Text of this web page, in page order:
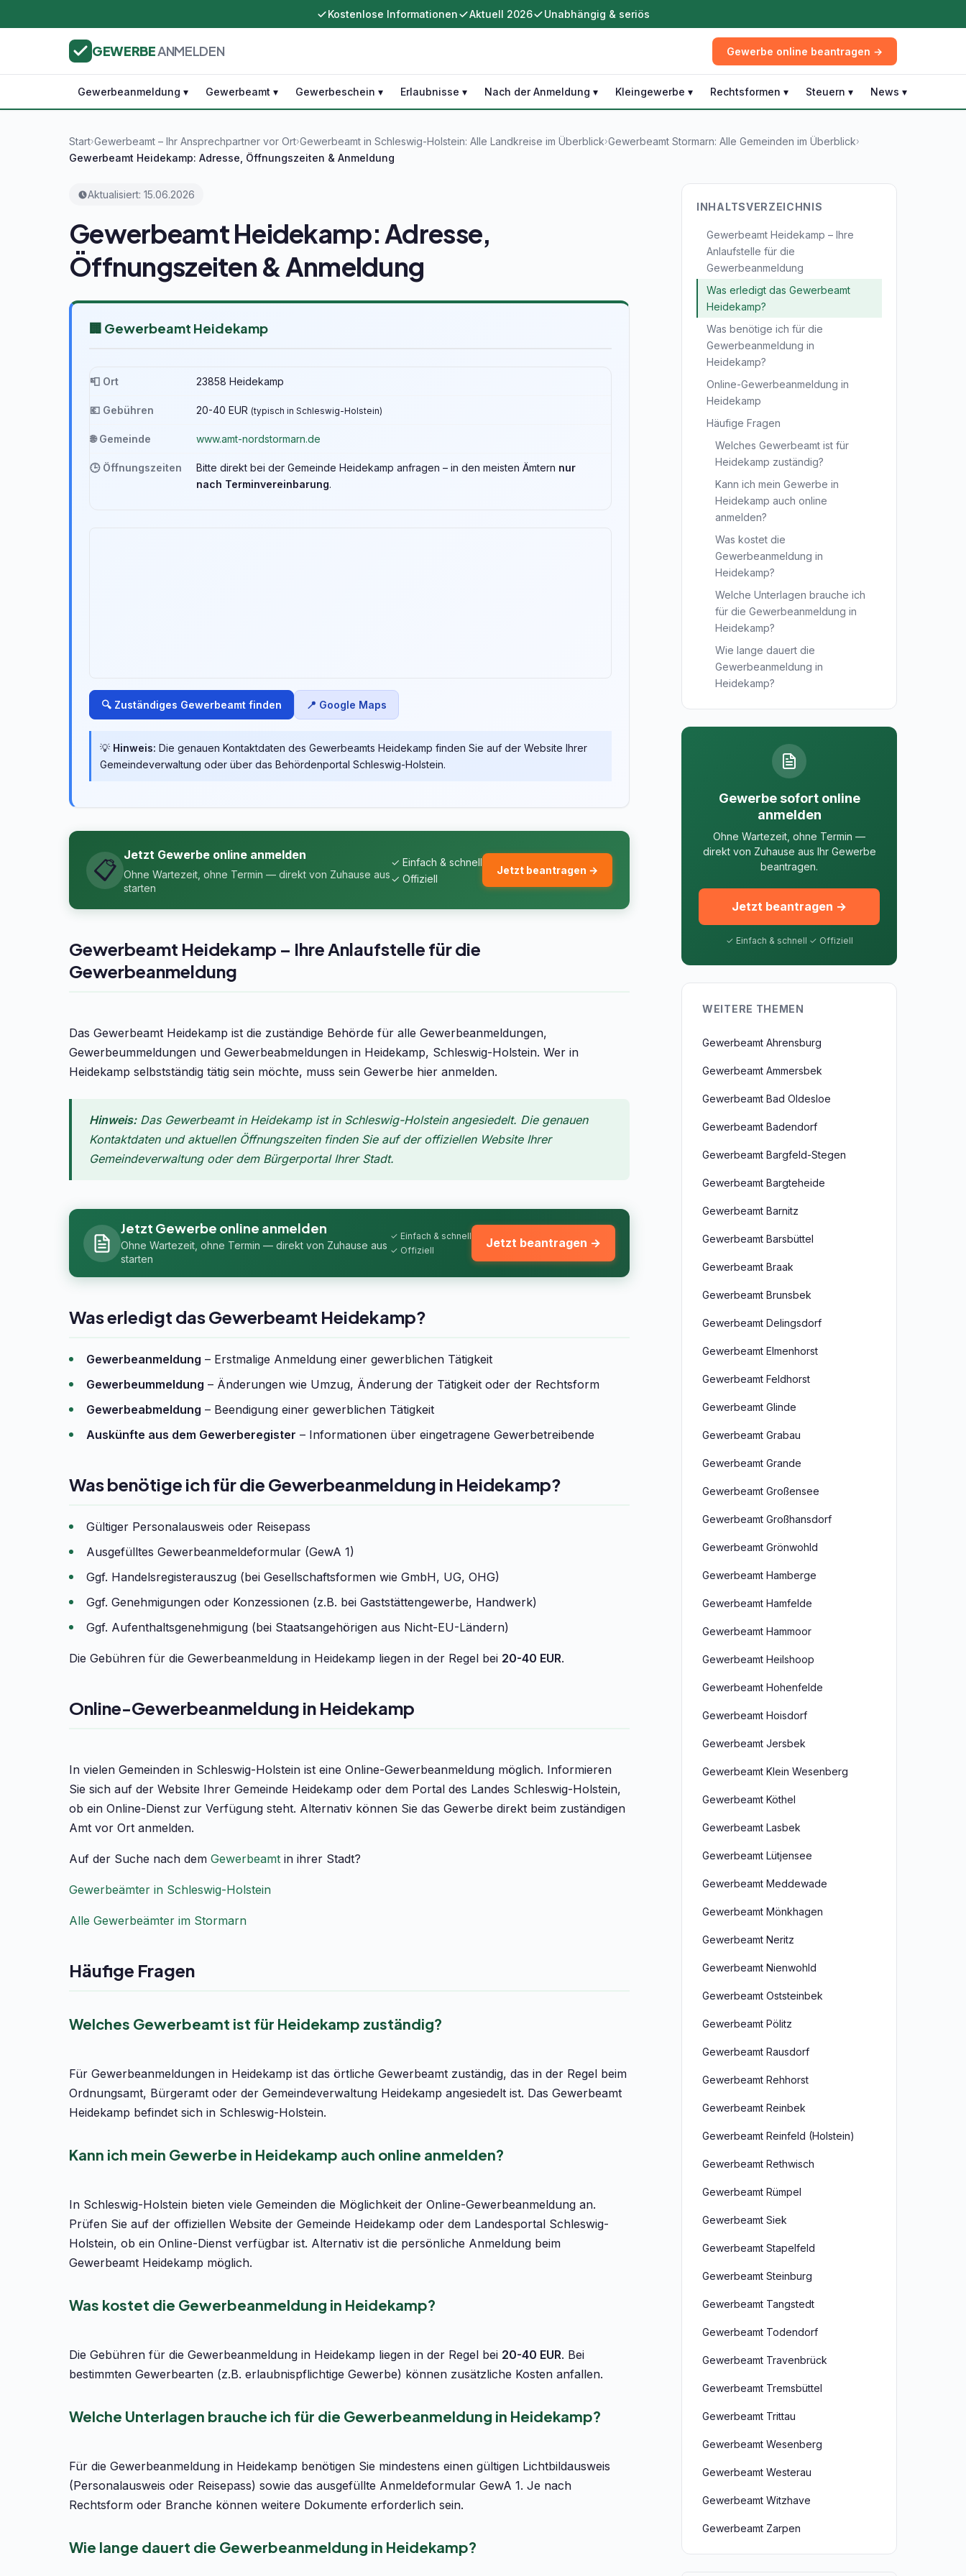
Kostenlose Informationen Aktuell 2026 Unabhängig & seriös
GEWERBEANMELDEN Gewerbe online beantragen →
Gewerbeanmeldung ▾ Gewerbeamt ▾ Gewerbeschein ▾ Erlaubnisse ▾ Nach der Anmeldung ▾ Kleingewerbe ▾ Rechtsformen ▾ Steuern ▾ News ▾
Start›Gewerbeamt – Ihr Ansprechpartner vor Ort›Gewerbeamt in Schleswig-Holstein: Alle Landkreise im Überblick›Gewerbeamt Stormarn: Alle Gemeinden im Überblick›
Gewerbeamt Heidekamp: Adresse, Öffnungszeiten & Anmeldung
Aktualisiert: 15.06.2026
Gewerbeamt Heidekamp: Adresse,
Öffnungszeiten & Anmeldung
🏢 Gewerbeamt Heidekamp
📮 Ort 23858 Heidekamp
💶 Gebühren 20-40 EUR (typisch in Schleswig-Holstein)
🌐 Gemeinde www.amt-nordstormarn.de
🕒 Öffnungszeiten Bitte direkt bei der Gemeinde Heidekamp anfragen – in den meisten Ämtern nur
nach Terminvereinbarung.
🔍 Zuständiges Gewerbeamt finden 📍 Google Maps
💡 Hinweis: Die genauen Kontaktdaten des Gewerbeamts Heidekamp finden Sie auf der Website Ihrer
Gemeindeverwaltung oder über das Behördenportal Schleswig-Holstein.
📋
Jetzt Gewerbe online anmelden
Ohne Wartezeit, ohne Termin — direkt von Zuhause aus
starten
✓ Einfach & schnell
✓ Offiziell
Jetzt beantragen →
Gewerbeamt Heidekamp – Ihre Anlaufstelle für die
Gewerbeanmeldung
Das Gewerbeamt Heidekamp ist die zuständige Behörde für alle Gewerbeanmeldungen,
Gewerbeummeldungen und Gewerbeabmeldungen in Heidekamp, Schleswig-Holstein. Wer in
Heidekamp selbstständig tätig sein möchte, muss sein Gewerbe hier anmelden.
Hinweis:Das Gewerbeamt in Heidekamp ist in Schleswig-Holstein angesiedelt. Die genauen
Kontaktdaten und aktuellen Öffnungszeiten finden Sie auf der offiziellen Website Ihrer
Gemeindeverwaltung oder dem Bürgerportal Ihrer Stadt.
Jetzt Gewerbe online anmelden
Ohne Wartezeit, ohne Termin — direkt von Zuhause aus
starten
✓ Einfach & schnell
✓ Offiziell
Jetzt beantragen →
Was erledigt das Gewerbeamt Heidekamp?
Gewerbeanmeldung – Erstmalige Anmeldung einer gewerblichen Tätigkeit
Gewerbeummeldung – Änderungen wie Umzug, Änderung der Tätigkeit oder der Rechtsform
Gewerbeabmeldung – Beendigung einer gewerblichen Tätigkeit
Auskünfte aus dem Gewerberegister – Informationen über eingetragene Gewerbetreibende
Was benötige ich für die Gewerbeanmeldung in Heidekamp?
Gültiger Personalausweis oder Reisepass
Ausgefülltes Gewerbeanmeldeformular (GewA 1)
Ggf. Handelsregisterauszug (bei Gesellschaftsformen wie GmbH, UG, OHG)
Ggf. Genehmigungen oder Konzessionen (z.B. bei Gaststättengewerbe, Handwerk)
Ggf. Aufenthaltsgenehmigung (bei Staatsangehörigen aus Nicht-EU-Ländern)
Die Gebühren für die Gewerbeanmeldung in Heidekamp liegen in der Regel bei 20-40 EUR.
Online-Gewerbeanmeldung in Heidekamp
In vielen Gemeinden in Schleswig-Holstein ist eine Online-Gewerbeanmeldung möglich. Informieren
Sie sich auf der Website Ihrer Gemeinde Heidekamp oder dem Portal des Landes Schleswig-Holstein,
ob ein Online-Dienst zur Verfügung steht. Alternativ können Sie das Gewerbe direkt beim zuständigen
Amt vor Ort anmelden.
Auf der Suche nach dem Gewerbeamt in ihrer Stadt?
Gewerbeämter in Schleswig-Holstein
Alle Gewerbeämter im Stormarn
Häufige Fragen
Welches Gewerbeamt ist für Heidekamp zuständig?
Für Gewerbeanmeldungen in Heidekamp ist das örtliche Gewerbeamt zuständig, das in der Regel beim
Ordnungsamt, Bürgeramt oder der Gemeindeverwaltung Heidekamp angesiedelt ist. Das Gewerbeamt
Heidekamp befindet sich in Schleswig-Holstein.
Kann ich mein Gewerbe in Heidekamp auch online anmelden?
In Schleswig-Holstein bieten viele Gemeinden die Möglichkeit der Online-Gewerbeanmeldung an.
Prüfen Sie auf der offiziellen Website der Gemeinde Heidekamp oder dem Landesportal Schleswig-
Holstein, ob ein Online-Dienst verfügbar ist. Alternativ ist die persönliche Anmeldung beim
Gewerbeamt Heidekamp möglich.
Was kostet die Gewerbeanmeldung in Heidekamp?
Die Gebühren für die Gewerbeanmeldung in Heidekamp liegen in der Regel bei 20-40 EUR. Bei
bestimmten Gewerbearten (z.B. erlaubnispflichtige Gewerbe) können zusätzliche Kosten anfallen.
Welche Unterlagen brauche ich für die Gewerbeanmeldung in Heidekamp?
Für die Gewerbeanmeldung in Heidekamp benötigen Sie mindestens einen gültigen Lichtbildausweis
(Personalausweis oder Reisepass) sowie das ausgefüllte Anmeldeformular GewA 1. Je nach
Rechtsform oder Branche können weitere Dokumente erforderlich sein.
Wie lange dauert die Gewerbeanmeldung in Heidekamp?
INHALTSVERZEICHNIS
Gewerbeamt Heidekamp – Ihre
Anlaufstelle für die
Gewerbeanmeldung
Was erledigt das Gewerbeamt
Heidekamp?
Was benötige ich für die
Gewerbeanmeldung in
Heidekamp?
Online-Gewerbeanmeldung in
Heidekamp
Häufige Fragen
Welches Gewerbeamt ist für
Heidekamp zuständig?
Kann ich mein Gewerbe in
Heidekamp auch online
anmelden?
Was kostet die
Gewerbeanmeldung in
Heidekamp?
Welche Unterlagen brauche ich
für die Gewerbeanmeldung in
Heidekamp?
Wie lange dauert die
Gewerbeanmeldung in
Heidekamp?
Gewerbe sofort online
anmelden
Ohne Wartezeit, ohne Termin —
direkt von Zuhause aus Ihr Gewerbe
beantragen.
Jetzt beantragen →
✓ Einfach & schnell ✓ Offiziell
WEITERE THEMEN
Gewerbeamt Ahrensburg
Gewerbeamt Ammersbek
Gewerbeamt Bad Oldesloe
Gewerbeamt Badendorf
Gewerbeamt Bargfeld-Stegen
Gewerbeamt Bargteheide
Gewerbeamt Barnitz
Gewerbeamt Barsbüttel
Gewerbeamt Braak
Gewerbeamt Brunsbek
Gewerbeamt Delingsdorf
Gewerbeamt Elmenhorst
Gewerbeamt Feldhorst
Gewerbeamt Glinde
Gewerbeamt Grabau
Gewerbeamt Grande
Gewerbeamt Großensee
Gewerbeamt Großhansdorf
Gewerbeamt Grönwohld
Gewerbeamt Hamberge
Gewerbeamt Hamfelde
Gewerbeamt Hammoor
Gewerbeamt Heilshoop
Gewerbeamt Hohenfelde
Gewerbeamt Hoisdorf
Gewerbeamt Jersbek
Gewerbeamt Klein Wesenberg
Gewerbeamt Köthel
Gewerbeamt Lasbek
Gewerbeamt Lütjensee
Gewerbeamt Meddewade
Gewerbeamt Mönkhagen
Gewerbeamt Neritz
Gewerbeamt Nienwohld
Gewerbeamt Oststeinbek
Gewerbeamt Pölitz
Gewerbeamt Rausdorf
Gewerbeamt Rehhorst
Gewerbeamt Reinbek
Gewerbeamt Reinfeld (Holstein)
Gewerbeamt Rethwisch
Gewerbeamt Rümpel
Gewerbeamt Siek
Gewerbeamt Stapelfeld
Gewerbeamt Steinburg
Gewerbeamt Tangstedt
Gewerbeamt Todendorf
Gewerbeamt Travenbrück
Gewerbeamt Tremsbüttel
Gewerbeamt Trittau
Gewerbeamt Wesenberg
Gewerbeamt Westerau
Gewerbeamt Witzhave
Gewerbeamt Zarpen